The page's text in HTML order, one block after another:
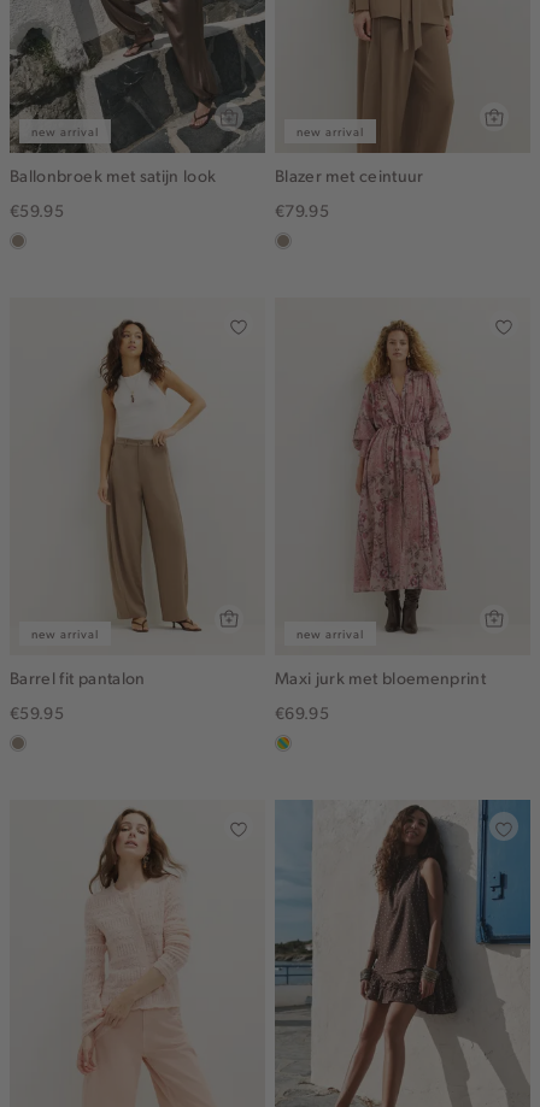
new arrival
Ballonbroek met satijn look
€59.95
taupe,
new arrival
Blazer met ceintuur
€79.95
taupe,
new arrival
Barrel fit pantalon
€59.95
taupe,
new arrival
Maxi jurk met bloemenprint
€69.95
meerkleurig